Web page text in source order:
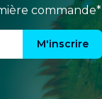
commande*
M'inscrire